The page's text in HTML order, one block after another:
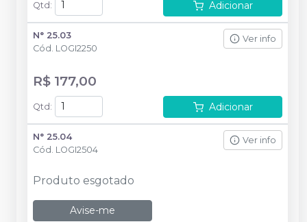
Qtd : Adicionar
N° 25.03
Cód. LOGI2250
Ver info
R$ 177,00
Qtd : Adicionar
N° 25.04
Cód. LOGI2504
Ver info
Produto esgotado
Avise-me